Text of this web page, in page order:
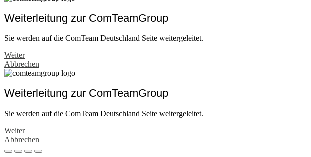
Weiterleitung zur ComTeamGroup
Sie werden auf die ComTeam Deutschland Seite weitergeleitet.
Weiter
Abbrechen
Weiterleitung zur ComTeamGroup
Sie werden auf die ComTeam Deutschland Seite weitergeleitet.
Weiter
Abbrechen